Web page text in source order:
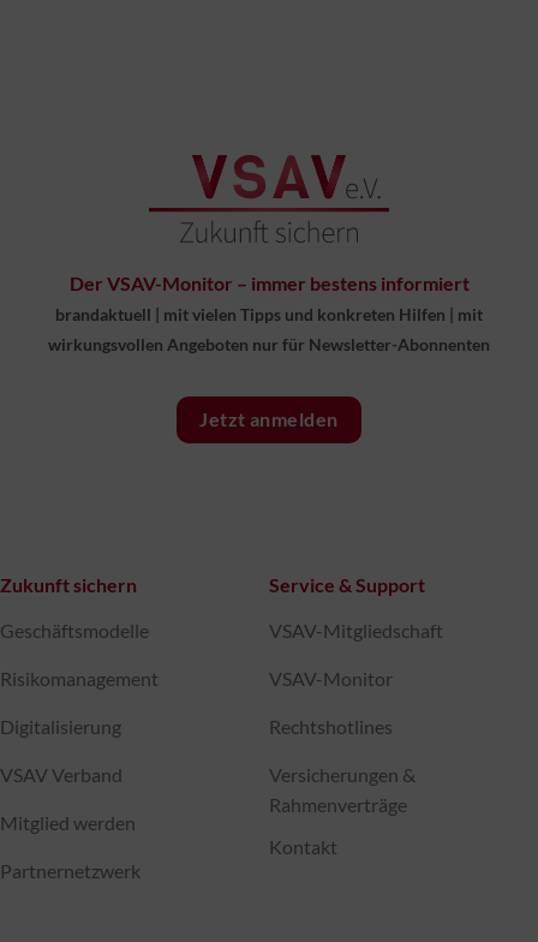
Der VSAV-Monitor – immer bestens informiert
brandaktuell | mit vielen Tipps und konkreten Hilfen | mit
wirkungsvollen Angeboten nur für Newsletter-Abonnenten
Jetzt anmelden
Zukunft sichern
Geschäftsmodelle
Risikomanagement
Digitalisierung
VSAV Verband
Mitglied werden
Partnernetzwerk
Service & Support
VSAV-Mitgliedschaft
VSAV-Monitor
Rechtshotlines
Versicherungen &
Rahmenverträge
Kontakt